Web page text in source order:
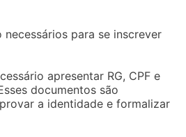
necessários para se inscrever
apresentar RG, CPF e
documentos são
a identidade e formalizar